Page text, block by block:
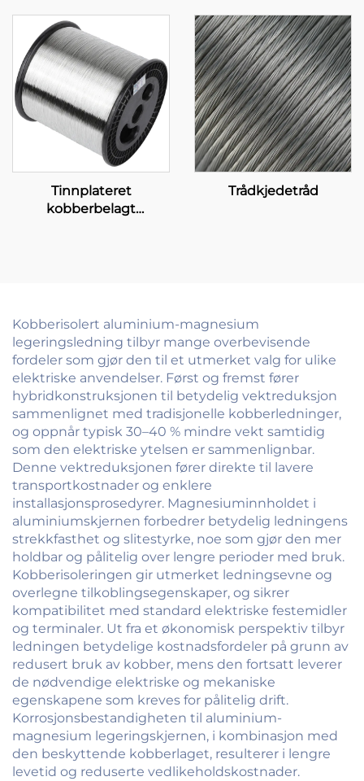
Tinnplateret
kobberbelagt
Trådkjedetråd
Kobberisolert aluminium-magnesium
legeringsledning tilbyr mange overbevisende
fordeler som gjør den til et utmerket valg for ulike
elektriske anvendelser. Først og fremst fører
hybridkonstruksjonen til betydelig vektreduksjon
sammenlignet med tradisjonelle kobberledninger,
og oppnår typisk 30–40 % mindre vekt samtidig
som den elektriske ytelsen er sammenlignbar.
Denne vektreduksjonen fører direkte til lavere
transportkostnader og enklere
installasjonsprosedyrer. Magnesiuminnholdet i
aluminiumskjernen forbedrer betydelig ledningens
strekkfasthet og slitestyrke, noe som gjør den mer
holdbar og pålitelig over lengre perioder med bruk.
Kobberisoleringen gir utmerket ledningsevne og
overlegne tilkoblingsegenskaper, og sikrer
kompatibilitet med standard elektriske festemidler
og terminaler. Ut fra et økonomisk perspektiv tilbyr
ledningen betydelige kostnadsfordeler på grunn av
redusert bruk av kobber, mens den fortsatt leverer
de nødvendige elektriske og mekaniske
egenskapene som kreves for pålitelig drift.
Korrosjonsbestandigheten til aluminium-
magnesium legeringskjernen, i kombinasjon med
den beskyttende kobberlaget, resulterer i lengre
levetid og reduserte vedlikeholdskostnader.